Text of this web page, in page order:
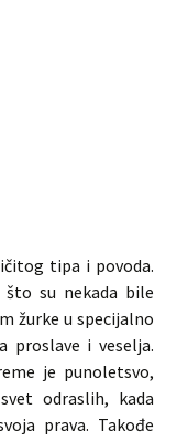
tipa i povoda.
su nekada bile
žurke u specijalno
proslave i veselja.
je punoletsvo,
odraslih, kada
prava. Takođe